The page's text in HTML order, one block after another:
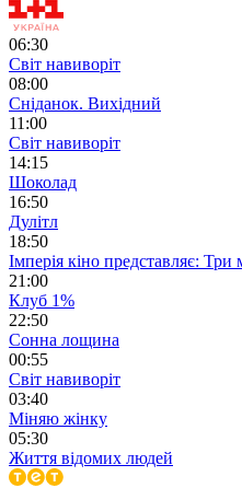
06:30
Світ навиворіт
08:00
Сніданок. Вихідний
11:00
Світ навиворіт
14:15
Шоколад
16:50
Дулітл
18:50
Імперія кіно представляє:
21:00
Клуб 1%
22:50
Сонна лощина
00:55
Світ навиворіт
03:40
Міняю жінку
05:30
Життя відомих людей